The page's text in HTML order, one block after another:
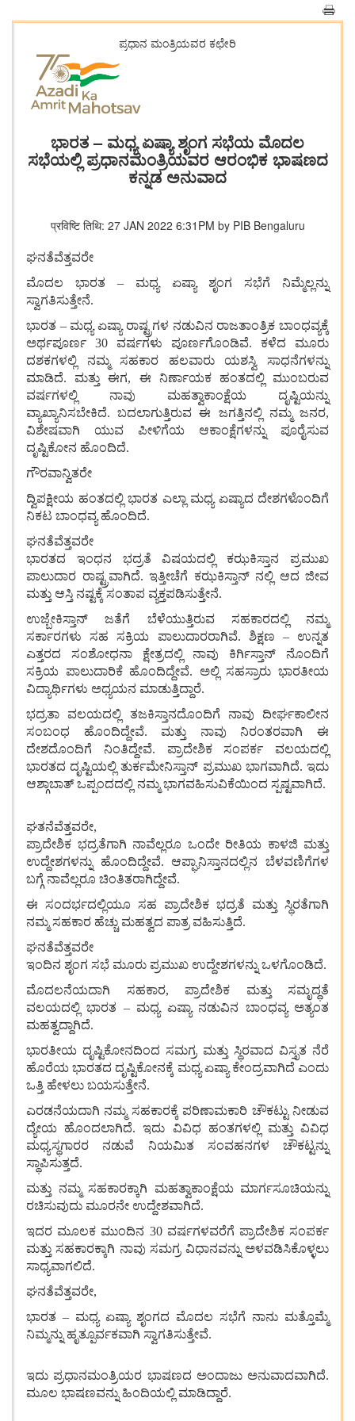
ಪ್ರಧಾನ ಮಂತ್ರಿಯವರ ಕಛೇರಿ
ಭಾರತ – ಮಧ್ಯ ಏಷ್ಯಾ ಶೃಂಗ ಸಭೆಯ ಮೊದಲ
ಸಭೆಯಲ್ಲಿ ಪ್ರಧಾನಮಂತ್ರಿಯವರ ಆರಂಭಿಕ ಭಾಷಣದ
ಕನ್ನಡ ಅನುವಾದ
प्रविष्टि तिथि: 27 JAN 2022 6:31PM by PIB Bengaluru
ಘನತೆವೆತ್ತವರೇ
ಮೊದಲ ಭಾರತ – ಮಧ್ಯ ಏಷ್ಯಾ ಶೃಂಗ ಸಭೆಗೆ ನಿಮ್ಮೆಲ್ಲನ್ನು
ಸ್ವಾಗತಿಸುತ್ತೇನೆ.
ಭಾರತ – ಮಧ್ಯ ಏಷ್ಯಾ ರಾಷ್ಟ್ರಗಳ ನಡುವಿನ ರಾಜತಾಂತ್ರಿಕ ಬಾಂಧವ್ಯಕ್ಕೆ
ಅರ್ಥಪೂರ್ಣ 30 ವರ್ಷಗಳು ಪೂರ್ಣಗೊಂಡಿವೆ. ಕಳೆದ ಮೂರು
ದಶಕಗಳಲ್ಲಿ ನಮ್ಮ ಸಹಕಾರ ಹಲವಾರು ಯಶಸ್ವಿ ಸಾಧನೆಗಳನ್ನು
ಮಾಡಿದೆ. ಮತ್ತು ಈಗ, ಈ ನಿರ್ಣಾಯಕ ಹಂತದಲ್ಲಿ ಮುಂಬರುವ
ವರ್ಷಗಳಲ್ಲಿ ನಾವು ಮಹತ್ವಾಕಾಂಕ್ಷೆಯ ದೃಷ್ಟಿಯನ್ನು
ವ್ಯಾಖ್ಯಾನಿಸಬೇಕಿದೆ. ಬದಲಾಗುತ್ತಿರುವ ಈ ಜಗತ್ತಿನಲ್ಲಿ ನಮ್ಮ ಜನರ,
ವಿಶೇಷವಾಗಿ ಯುವ ಪೀಳಿಗೆಯ ಆಕಾಂಕ್ಷೆಗಳನ್ನು ಪೂರೈಸುವ
ದೃಷ್ಟಿಕೋನ ಹೊಂದಿದೆ.
ಗೌರವಾನ್ವಿತರೇ
ದ್ವಿಪಕ್ಷೀಯ ಹಂತದಲ್ಲಿ ಭಾರತ ಎಲ್ಲಾ ಮಧ್ಯ ಏಷ್ಯಾದ ದೇಶಗಳೊಂದಿಗೆ
ನಿಕಟ ಬಾಂಧವ್ಯ ಹೊಂದಿದೆ.
ಘನತೆವೆತ್ತವರೇ
ಭಾರತದ ಇಂಧನ ಭದ್ರತೆ ವಿಷಯದಲ್ಲಿ ಕಝಕಿಸ್ತಾನ ಪ್ರಮುಖ
ಪಾಲುದಾರ ರಾಷ್ಟ್ರವಾಗಿದೆ. ಇತ್ತೀಚೆಗೆ ಕಝಕಿಸ್ತಾನ್ ನಲ್ಲಿ ಆದ ಜೀವ
ಮತ್ತು ಆಸ್ತಿ ನಷ್ಟಕ್ಕೆ ಸಂತಾಪ ವ್ಯಕ್ತಪಡಿಸುತ್ತೇನೆ.
ಉಜ್ಬೇಕಿಸ್ತಾನ್ ಜತೆಗೆ ಬೆಳೆಯುತ್ತಿರುವ ಸಹಕಾರದಲ್ಲಿ ನಮ್ಮ
ಸರ್ಕಾರಗಳು ಸಹ ಸಕ್ರಿಯ ಪಾಲುದಾರರಾಗಿವೆ. ಶಿಕ್ಷಣ – ಉನ್ನತ
ಎತ್ತರದ ಸಂಶೋಧನಾ ಕ್ಷೇತ್ರದಲ್ಲಿ ನಾವು ಕಿರ್ಗಿಸ್ತಾನ್ ನೊಂದಿಗೆ
ಸಕ್ರಿಯ ಪಾಲುದಾರಿಕೆ ಹೊಂದಿದ್ದೇವೆ. ಅಲ್ಲಿ ಸಹಸ್ರಾರು ಭಾರತೀಯ
ವಿದ್ಯಾರ್ಥಿಗಳು ಅಧ್ಯಯನ ಮಾಡುತ್ತಿದ್ದಾರೆ.
ಭದ್ರತಾ ವಲಯದಲ್ಲಿ ತಜಕಿಸ್ತಾನದೊಂದಿಗೆ ನಾವು ದೀರ್ಘಕಾಲೀನ
ಸಂಬಂಧ ಹೊಂದಿದ್ದೇವೆ. ಮತ್ತು ನಾವು ನಿರಂತರವಾಗಿ ಈ
ದೇಶದೊಂದಿಗೆ ನಿಂತಿದ್ದೇವೆ. ಪ್ರಾದೇಶಿಕ ಸಂಪರ್ಕ ವಲಯದಲ್ಲಿ
ಭಾರತದ ದೃಷ್ಟಿಯಲ್ಲಿ ತುರ್ಕಮೇನಿಸ್ತಾನ್ ಪ್ರಮುಖ ಭಾಗವಾಗಿದೆ. ಇದು
ಆಶ್ಗಾಬಾತ್ ಒಪ್ಪಂದದಲ್ಲಿ ನಮ್ಮ ಭಾಗವಹಿಸುವಿಕೆಯಿಂದ ಸ್ಪಷ್ಟವಾಗಿದೆ.
ಘತನೆವೆತ್ತವರೇ,
ಪ್ರಾದೇಶಿಕ ಭದ್ರತೆಗಾಗಿ ನಾವೆಲ್ಲರೂ ಒಂದೇ ರೀತಿಯ ಕಾಳಜಿ ಮತ್ತು
ಉದ್ದೇಶಗಳನ್ನು ಹೊಂದಿದ್ದೇವೆ. ಆಪ್ಘಾನಿಸ್ತಾನದಲ್ಲಿನ ಬೆಳವಣಿಗೆಗಳ
ಬಗ್ಗೆ ನಾವೆಲ್ಲರೂ ಚಿಂತಿತರಾಗಿದ್ದೇವೆ.
ಈ ಸಂದರ್ಭದಲ್ಲಿಯೂ ಸಹ ಪ್ರಾದೇಶಿಕ ಭದ್ರತೆ ಮತ್ತು ಸ್ಥಿರತೆಗಾಗಿ
ನಮ್ಮ ಸಹಕಾರ ಹೆಚ್ಚು ಮಹತ್ವದ ಪಾತ್ರ ವಹಿಸುತ್ತಿದೆ.
ಘನತೆವೆತ್ತವರೇ
ಇಂದಿನ ಶೃಂಗ ಸಭೆ ಮೂರು ಪ್ರಮುಖ ಉದ್ದೇಶಗಳನ್ನು ಒಳಗೊಂಡಿದೆ.
ಮೊದಲನೆಯದಾಗಿ ಸಹಕಾರ, ಪ್ರಾದೇಶಿಕ ಮತ್ತು ಸಮೃದ್ಧತೆ
ವಲಯದಲ್ಲಿ ಭಾರತ – ಮಧ್ಯ ಏಷ್ಯಾ ನಡುವಿನ ಬಾಂಧವ್ಯ ಅತ್ಯಂತ
ಮಹತ್ವದ್ದಾಗಿದೆ.
ಭಾರತೀಯ ದೃಷ್ಟಿಕೋನದಿಂದ ಸಮಗ್ರ ಮತ್ತು ಸ್ಥಿರವಾದ ವಿಸ್ತೃತ ನೆರೆ
ಹೊರೆಯ ಭಾರತದ ದೃಷ್ಟಿಕೋನಕ್ಕೆ ಮಧ್ಯ ಏಷ್ಯಾ ಕೇಂದ್ರವಾಗಿದೆ ಎಂದು
ಒತ್ತಿ ಹೇಳಲು ಬಯಸುತ್ತೇನೆ.
ಎರಡನೆಯದಾಗಿ ನಮ್ಮ ಸಹಕಾರಕ್ಕೆ ಪರಿಣಾಮಕಾರಿ ಚೌಕಟ್ಟು ನೀಡುವ
ದ್ಯೇಯ ಹೊಂದಲಾಗಿದೆ. ಇದು ವಿವಿಧ ಹಂತಗಳಲ್ಲಿ ಮತ್ತು ವಿವಿಧ
ಮಧ್ಯಸ್ಥಗಾರರ ನಡುವೆ ನಿಯಮಿತ ಸಂವಹನಗಳ ಚೌಕಟ್ಟನ್ನು
ಸ್ಥಾಪಿಸುತ್ತದೆ.
ಮತ್ತು ನಮ್ಮ ಸಹಕಾರಕ್ಕಾಗಿ ಮಹತ್ವಾಕಾಂಕ್ಷೆಯ ಮಾರ್ಗಸೂಚಿಯನ್ನು
ರಚಿಸುವುದು ಮೂರನೇ ಉದ್ದೇಶವಾಗಿದೆ.
ಇದರ ಮೂಲಕ ಮುಂದಿನ 30 ವರ್ಷಗಳವರೆಗೆ ಪ್ರಾದೇಶಿಕ ಸಂಪರ್ಕ
ಮತ್ತು ಸಹಕಾರಕ್ಕಾಗಿ ನಾವು ಸಮಗ್ರ ವಿಧಾನವನ್ನು ಅಳವಡಿಸಿಕೊಳ್ಳಲು
ಸಾಧ್ಯವಾಗಲಿದೆ.
ಘನತೆವೆತ್ತವರೇ,
ಭಾರತ – ಮಧ್ಯ ಏಷ್ಯಾ ಶೃಂಗದ ಮೊದಲ ಸಭೆಗೆ ನಾನು ಮತ್ತೊಮ್ಮೆ
ನಿಮ್ಮನ್ನು ಹೃತ್ಪೂರ್ವಕವಾಗಿ ಸ್ವಾಗತಿಸುತ್ತೇವೆ.
ಇದು ಪ್ರಧಾನಮಂತ್ರಿಯರ ಭಾಷಣದ ಅಂದಾಜು ಅನುವಾದವಾಗಿದೆ.
ಮೂಲ ಭಾಷಣವನ್ನು ಹಿಂದಿಯಲ್ಲಿ ಮಾಡಿದ್ದಾರೆ.